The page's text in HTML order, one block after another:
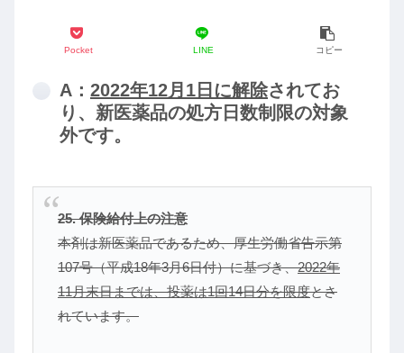
Pocket LINE コピー
A： 2022年12月1日に解除されてお
り、新医薬品の処方日数制限の対象
外です。
25. 保険給付上の注意
本剤は新医薬品であるため、厚生労働省告示第
107号（平成18年3月6日付）に基づき、2022年
11月末日までは、投薬は1回14日分を限度とさ
れています。